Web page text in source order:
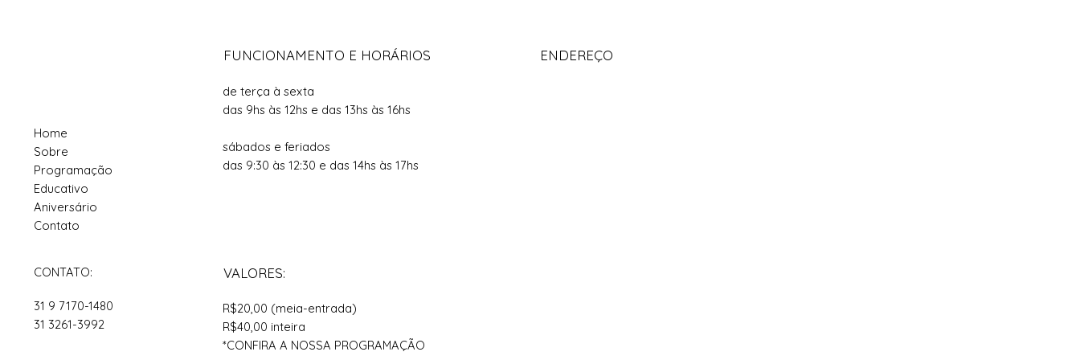
FUNCIONAMENTO E HORÁRIOS
de terça à sexta
das 9hs às 12hs e das 13hs às 16hs
sábados e feriados
das 9:30 às 12:30 e das 14hs às 17hs
ENDEREÇO
Home
Sobre
Programação
Educativo
Aniversário
Contato
CONTATO:
31 9 7170-1480
31 3261-3992
VALORES:
R$20,00 (meia-entrada)
R$40,00 inteira
*CONFIRA A NOSSA PROGRAMAÇÃO